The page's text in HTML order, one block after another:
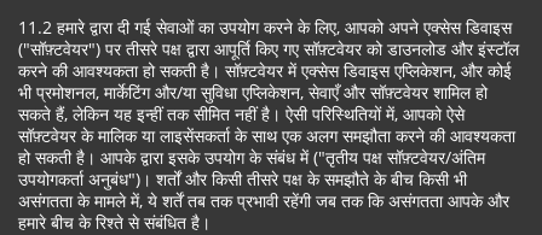
11.2 हमारे द्वारा दी गई सेवाओं का उपयोग करने के लिए, आपको अपने एक्सेस डिवाइस
("सॉफ़्टवेयर") पर तीसरे पक्ष द्वारा आपूर्ति किए गए सॉफ़्टवेयर को डाउनलोड और इंस्टॉल
करने की आवश्यकता हो सकती है। सॉफ़्टवेयर में एक्सेस डिवाइस एप्लिकेशन, और कोई
भी प्रमोशनल, मार्केटिंग और/या सुविधा एप्लिकेशन, सेवाएँ और सॉफ़्टवेयर शामिल हो
सकते हैं, लेकिन यह इन्हीं तक सीमित नहीं है। ऐसी परिस्थितियों में, आपको ऐसे
सॉफ़्टवेयर के मालिक या लाइसेंसकर्ता के साथ एक अलग समझौता करने की आवश्यकता
हो सकती है। आपके द्वारा इसके उपयोग के संबंध में ("तृतीय पक्ष सॉफ़्टवेयर/अंतिम
उपयोगकर्ता अनुबंध")। शर्तों और किसी तीसरे पक्ष के समझौते के बीच किसी भी
असंगतता के मामले में, ये शर्तें तब तक प्रभावी रहेंगी जब तक कि असंगतता आपके और
हमारे बीच के रिश्ते से संबंधित है।